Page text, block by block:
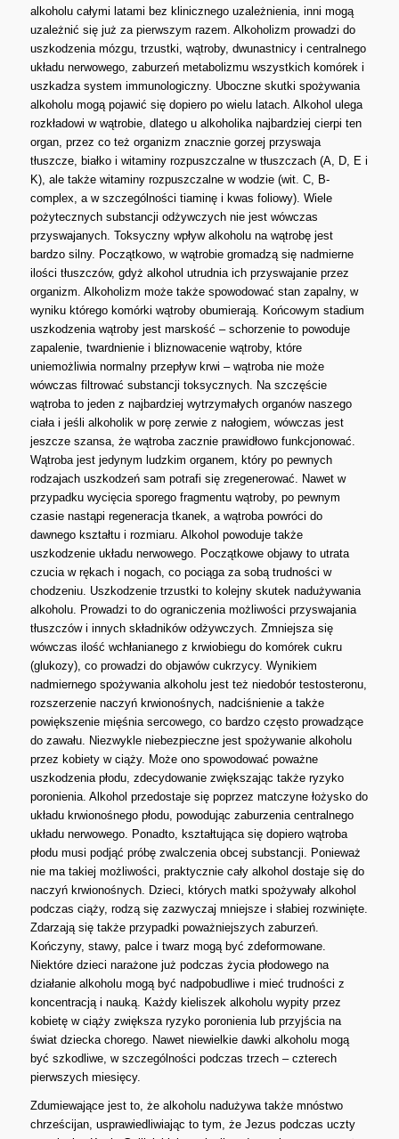
alkoholu całymi latami bez klinicznego uzależnienia, inni mogą
uzależnić się już za pierwszym razem. Alkoholizm prowadzi do
uszkodzenia mózgu, trzustki, wątroby, dwunastnicy i centralnego
układu nerwowego, zaburzeń metabolizmu wszystkich komórek i
uszkadza system immunologiczny. Uboczne skutki spożywania
alkoholu mogą pojawić się dopiero po wielu latach. Alkohol ulega
rozkładowi w wątrobie, dlatego u alkoholika najbardziej cierpi ten
organ, przez co też organizm znacznie gorzej przyswaja
tłuszcze, białko i witaminy rozpuszczalne w tłuszczach (A, D, E i
K), ale także witaminy rozpuszczalne w wodzie (wit. C, B-
complex, a w szczególności tiaminę i kwas foliowy). Wiele
pożytecznych substancji odżywczych nie jest wówczas
przyswajanych. Toksyczny wpływ alkoholu na wątrobę jest
bardzo silny. Początkowo, w wątrobie gromadzą się nadmierne
ilości tłuszczów, gdyż alkohol utrudnia ich przyswajanie przez
organizm. Alkoholizm może także spowodować stan zapalny, w
wyniku którego komórki wątroby obumierają. Końcowym stadium
uszkodzenia wątroby jest marskość – schorzenie to powoduje
zapalenie, twardnienie i bliznowacenie wątroby, które
uniemożliwia normalny przepływ krwi – wątroba nie może
wówczas filtrować substancji toksycznych. Na szczęście
wątroba to jeden z najbardziej wytrzymałych organów naszego
ciała i jeśli alkoholik w porę zerwie z nałogiem, wówczas jest
jeszcze szansa, że wątroba zacznie prawidłowo funkcjonować.
Wątroba jest jedynym ludzkim organem, który po pewnych
rodzajach uszkodzeń sam potrafi się zregenerować. Nawet w
przypadku wycięcia sporego fragmentu wątroby, po pewnym
czasie nastąpi regeneracja tkanek, a wątroba powróci do
dawnego kształtu i rozmiaru. Alkohol powoduje także
uszkodzenie układu nerwowego. Początkowe objawy to utrata
czucia w rękach i nogach, co pociąga za sobą trudności w
chodzeniu. Uszkodzenie trzustki to kolejny skutek nadużywania
alkoholu. Prowadzi to do ograniczenia możliwości przyswajania
tłuszczów i innych składników odżywczych. Zmniejsza się
wówczas ilość wchłanianego z krwiobiegu do komórek cukru
(glukozy), co prowadzi do objawów cukrzycy. Wynikiem
nadmiernego spożywania alkoholu jest też niedobór testosteronu,
rozszerzenie naczyń krwionośnych, nadciśnienie a także
powiększenie mięśnia sercowego, co bardzo często prowadzące
do zawału. Niezwykle niebezpieczne jest spożywanie alkoholu
przez kobiety w ciąży. Może ono spowodować poważne
uszkodzenia płodu, zdecydowanie zwiększając także ryzyko
poronienia. Alkohol przedostaje się poprzez matczyne łożysko do
układu krwionośnego płodu, powodując zaburzenia centralnego
układu nerwowego. Ponadto, kształtująca się dopiero wątroba
płodu musi podjąć próbę zwalczenia obcej substancji. Ponieważ
nie ma takiej możliwości, praktycznie cały alkohol dostaje się do
naczyń krwionośnych. Dzieci, których matki spożywały alkohol
podczas ciąży, rodzą się zazwyczaj mniejsze i słabiej rozwinięte.
Zdarzają się także przypadki poważniejszych zaburzeń.
Kończyny, stawy, palce i twarz mogą być zdeformowane.
Niektóre dzieci narażone już podczas życia płodowego na
działanie alkoholu mogą być nadpobudliwe i mieć trudności z
koncentracją i nauką. Każdy kieliszek alkoholu wypity przez
kobietę w ciąży zwiększa ryzyko poronienia lub przyjścia na
świat dziecka chorego. Nawet niewielkie dawki alkoholu mogą
być szkodliwe, w szczególności podczas trzech – czterech
pierwszych miesięcy.
Zdumiewające jest to, że alkoholu nadużywa także mnóstwo
chrześcijan, usprawiedliwiając to tym, że Jezus podczas uczty